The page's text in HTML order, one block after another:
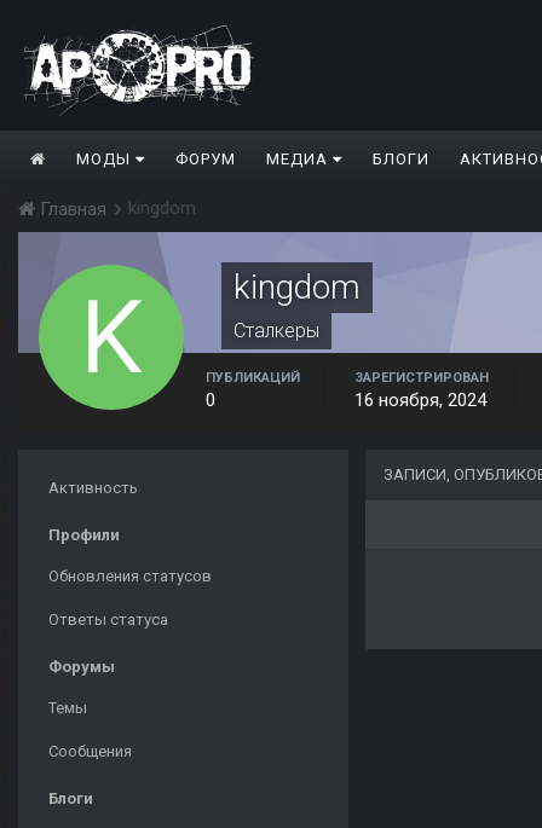
МОДЫ ФОРУМ МЕДИА БЛОГИ
Главная kingdom
kingdom
Сталкеры
ПУБЛИКАЦИЙ
0
ЗАРЕГИСТРИРОВАН
16 ноября, 2024
Активность
Профили
Обновления статусов
Ответы статуса
Форумы
Темы
Сообщения
Блоги
ЗАПИСИ,